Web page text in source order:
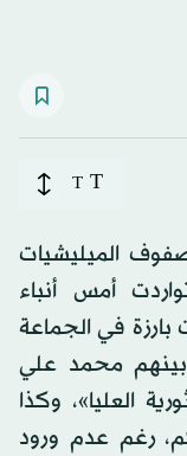
T
T
الميليشيات
أمس أنباء
في الجماعة
بينهم محمد علي
العليا»، وكذا
رغم عدم ورود